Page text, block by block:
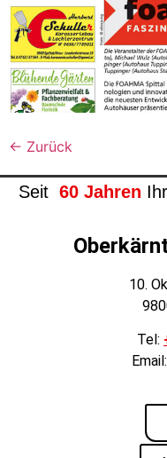
← Zurück
Seit 60 Jahren
10.
Tel:
Email: